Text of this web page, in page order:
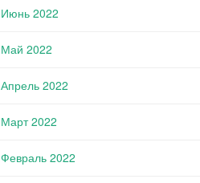
Июнь 2022
Май 2022
Апрель 2022
Март 2022
Февраль 2022